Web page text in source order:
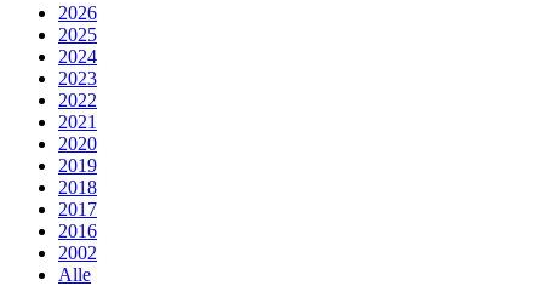
2026
2025
2024
2023
2022
2021
2020
2019
2018
2017
2016
2002
Alle